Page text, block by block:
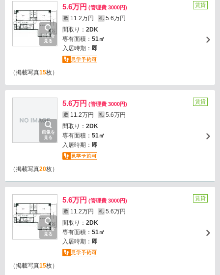
画像を
見る
5.6万円 (管理費 3000円)
敷 11.2万円 礼 5.6万円
間取り： 2DK
専有面積： 51㎡
入居時期： 即
賃貸
（掲載写真15枚）
画像を
見る
5.6万円 (管理費 3000円)
敷 11.2万円 礼 5.6万円
間取り： 2DK
専有面積： 51㎡
入居時期： 即
賃貸
（掲載写真20枚）
画像を
見る
5.6万円 (管理費 3000円)
敷 11.2万円 礼 5.6万円
間取り： 2DK
専有面積： 51㎡
入居時期： 即
賃貸
（掲載写真15枚）